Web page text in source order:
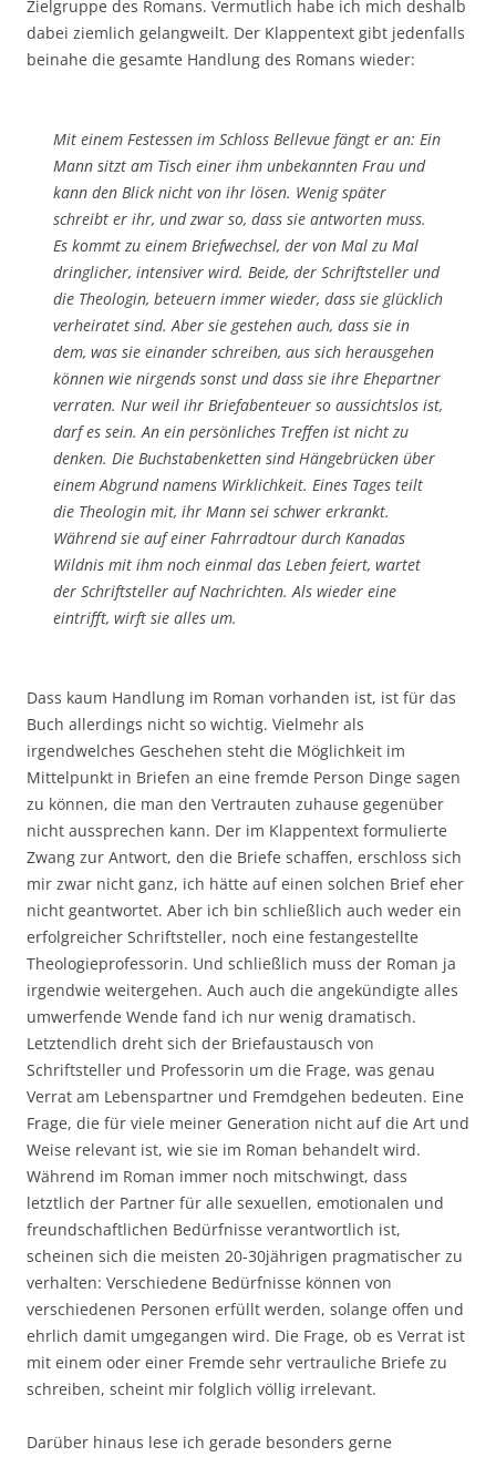
Zielgruppe des Romans. Vermutlich habe ich mich deshalb
dabei ziemlich gelangweilt. Der Klappentext gibt jedenfalls
beinahe die gesamte Handlung des Romans wieder:
Mit einem Festessen im Schloss Bellevue fängt er an: Ein
Mann sitzt am Tisch einer ihm unbekannten Frau und
kann den Blick nicht von ihr lösen. Wenig später
schreibt er ihr, und zwar so, dass sie antworten muss.
Es kommt zu einem Briefwechsel, der von Mal zu Mal
dringlicher, intensiver wird. Beide, der Schriftsteller und
die Theologin, beteuern immer wieder, dass sie glücklich
verheiratet sind. Aber sie gestehen auch, dass sie in
dem, was sie einander schreiben, aus sich herausgehen
können wie nirgends sonst und dass sie ihre Ehepartner
verraten. Nur weil ihr Briefabenteuer so aussichtslos ist,
darf es sein. An ein persönliches Treffen ist nicht zu
denken. Die Buchstabenketten sind Hängebrücken über
einem Abgrund namens Wirklichkeit. Eines Tages teilt
die Theologin mit, ihr Mann sei schwer erkrankt.
Während sie auf einer Fahrradtour durch Kanadas
Wildnis mit ihm noch einmal das Leben feiert, wartet
der Schriftsteller auf Nachrichten. Als wieder eine
eintrifft, wirft sie alles um.
Dass kaum Handlung im Roman vorhanden ist, ist für das
Buch allerdings nicht so wichtig. Vielmehr als
irgendwelches Geschehen steht die Möglichkeit im
Mittelpunkt in Briefen an eine fremde Person Dinge sagen
zu können, die man den Vertrauten zuhause gegenüber
nicht aussprechen kann. Der im Klappentext formulierte
Zwang zur Antwort, den die Briefe schaffen, erschloss sich
mir zwar nicht ganz, ich hätte auf einen solchen Brief eher
nicht geantwortet. Aber ich bin schließlich auch weder ein
erfolgreicher Schriftsteller, noch eine festangestellte
Theologieprofessorin. Und schließlich muss der Roman ja
irgendwie weitergehen. Auch auch die angekündigte alles
umwerfende Wende fand ich nur wenig dramatisch.
Letztendlich dreht sich der Briefaustausch von
Schriftsteller und Professorin um die Frage, was genau
Verrat am Lebenspartner und Fremdgehen bedeuten. Eine
Frage, die für viele meiner Generation nicht auf die Art und
Weise relevant ist, wie sie im Roman behandelt wird.
Während im Roman immer noch mitschwingt, dass
letztlich der Partner für alle sexuellen, emotionalen und
freundschaftlichen Bedürfnisse verantwortlich ist,
scheinen sich die meisten 20-30jährigen pragmatischer zu
verhalten: Verschiedene Bedürfnisse können von
verschiedenen Personen erfüllt werden, solange offen und
ehrlich damit umgegangen wird. Die Frage, ob es Verrat ist
mit einem oder einer Fremde sehr vertrauliche Briefe zu
schreiben, scheint mir folglich völlig irrelevant.
Darüber hinaus lese ich gerade besonders gerne